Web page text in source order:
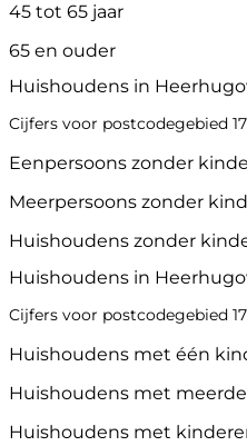
45 tot 65 jaar
65 en ouder
Huishoudens in
Cijfers voor postcodegebied
Eenpersoons zonder
Meerpersoons zonder
Huishoudens zonder
Huishoudens in
Cijfers voor postcodegebied
Huishoudens met één
Huishoudens met
Huishoudens met